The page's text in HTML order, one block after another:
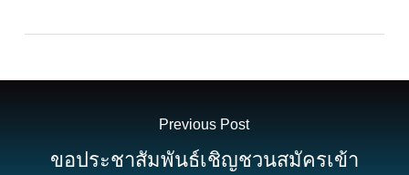
Previous Post
ขอประชาสัมพันธ์เชิญชวนสมัครเข้า